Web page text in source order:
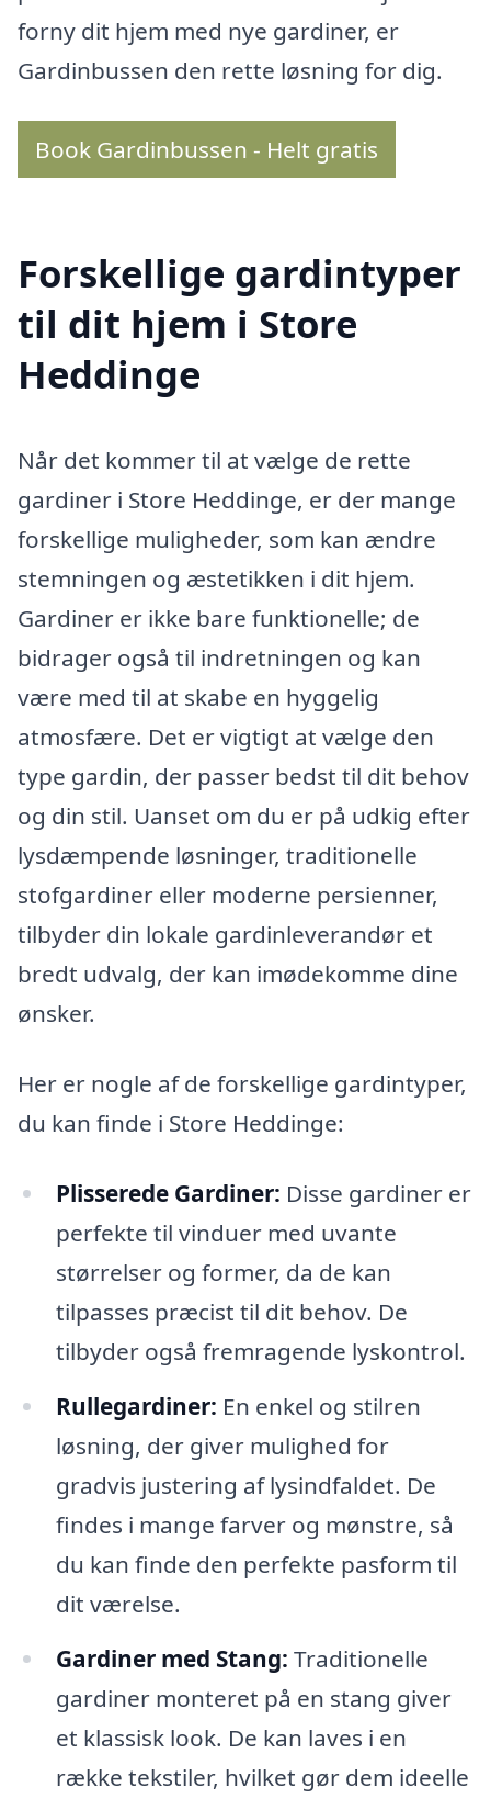
forny dit hjem med nye gardiner, er
Gardinbussen den rette løsning for dig.
Book Gardinbussen - Helt gratis
Forskellige gardintyper
til dit hjem i Store
Heddinge
Når det kommer til at vælge de rette
gardiner i Store Heddinge, er der mange
forskellige muligheder, som kan ændre
stemningen og æstetikken i dit hjem.
Gardiner er ikke bare funktionelle; de
bidrager også til indretningen og kan
være med til at skabe en hyggelig
atmosfære. Det er vigtigt at vælge den
type gardin, der passer bedst til dit behov
og din stil. Uanset om du er på udkig efter
lysdæmpende løsninger, traditionelle
stofgardiner eller moderne persienner,
tilbyder din lokale gardinleverandør et
bredt udvalg, der kan imødekomme dine
ønsker.
Her er nogle af de forskellige gardintyper,
du kan finde i Store Heddinge:
Plisserede Gardiner: Disse gardiner er
perfekte til vinduer med uvante
størrelser og former, da de kan
tilpasses præcist til dit behov. De
tilbyder også fremragende lyskontrol.
Rullegardiner: En enkel og stilren
løsning, der giver mulighed for
gradvis justering af lysindfaldet. De
findes i mange farver og mønstre, så
du kan finde den perfekte pasform til
dit værelse.
Gardiner med Stang: Traditionelle
gardiner monteret på en stang giver
et klassisk look. De kan laves i en
række tekstiler, hvilket gør dem ideelle